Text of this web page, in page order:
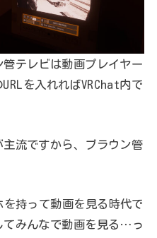
テレビは動画プレイヤー
を入れればVRChat内で
流ですから、ブラウン管
持って動画を見る時代で
てみんなで動画を見る…っ